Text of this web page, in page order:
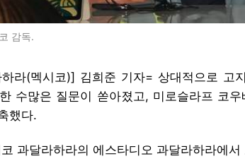
감독.
하라(멕시코)] 김희준 기자= 상대적으로 고
수많은 질문이 쏟아졌고, 미로슬라프 코
했다.
과달라하라의 에스타디오 과달라하라에